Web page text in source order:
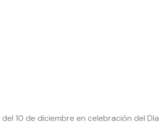
del 10 de diciembre en celebración del Día